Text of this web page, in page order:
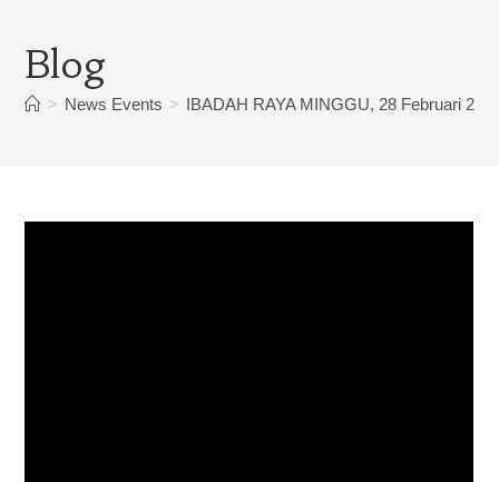
Blog
> News Events > IBADAH RAYA MINGGU, 28 Februari